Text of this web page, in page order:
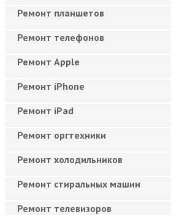
Ремонт планшетов
Ремонт телефонов
Ремонт Apple
Ремонт iPhone
Ремонт iPad
Ремонт оргтехники
Ремонт холодильников
Ремонт стиральных машин
Ремонт телевизоров